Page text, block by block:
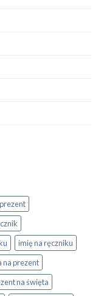
imię na ręczniku
na prezent
na święta